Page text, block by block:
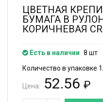
ЦВЕТНАЯ
БУМАГА В
КОРИЧНЕВАЯ
Есть в наличии 8 шт
Количество в упаковке
Цена: 52.56 ₽